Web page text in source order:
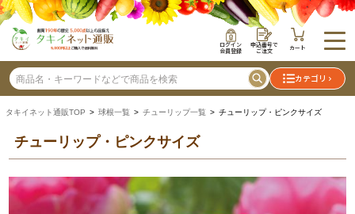
ログイン
会員登録
申込番号で
ご注文 カート
カテゴリ
タキイネット通販TOP > 球根一覧 > チューリップ一覧 > チューリップ・ピンクサイズ
チューリップ・ピンクサイズ